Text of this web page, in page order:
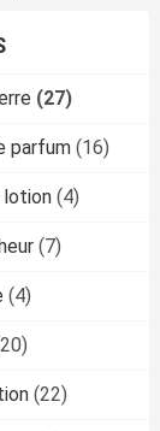
(27)
parfum (16)
lotion (4)
(7)
(4)
(22)